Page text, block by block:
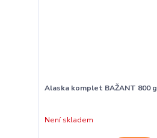
Alaska komplet BAŽANT 800 g
Není skladem